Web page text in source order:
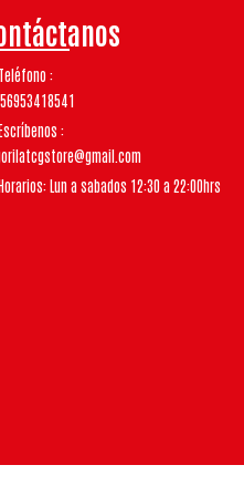
Teléfono
Lun a sabados 12:30 a 22:00hrs